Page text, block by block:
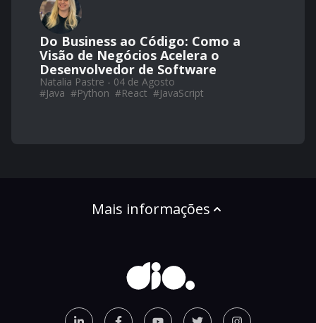
Do Business ao Código: Como a
Visão de Negócios Acelera o
Desenvolvedor de Software
Natalia Pastre - 04 de Agosto
#Java #Python #React #JavaScript
Mais informações